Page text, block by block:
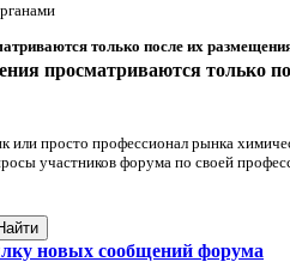
только после их
просматриваются только
или просто профессионал рынка
участников форума по своей
новых сообщений форума